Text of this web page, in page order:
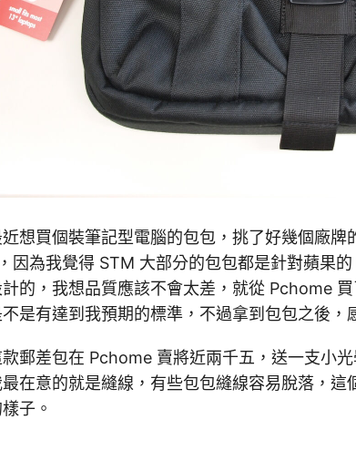
近想買個裝筆記型電腦的包包，挑了好幾個廠
因為我覺得 STM 大部分的包包都是針對蘋果
的，我想品質應該不會太差，就從 Pchome
不是有達到我預期的標準，不過拿到包包之後，
郵差包在 Pchome 賣將近兩千五，送一支小
最在意的就是縫線，有些包包縫線容易脫落，
子。